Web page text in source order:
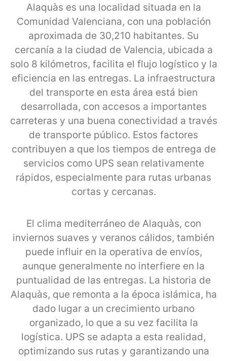
Alaquàs es una localidad situada en la
Comunidad Valenciana, con una población
aproximada de 30,210 habitantes. Su
cercanía a la ciudad de Valencia, ubicada a
solo 8 kilómetros, facilita el flujo logístico y la
eficiencia en las entregas. La infraestructura
del transporte en esta área está bien
desarrollada, con accesos a importantes
carreteras y una buena conectividad a través
de transporte público. Estos factores
contribuyen a que los tiempos de entrega de
servicios como UPS sean relativamente
rápidos, especialmente para rutas urbanas
cortas y cercanas.
El clima mediterráneo de Alaquàs, con
inviernos suaves y veranos cálidos, también
puede influir en la operativa de envíos,
aunque generalmente no interfiere en la
puntualidad de las entregas. La historia de
Alaquàs, que remonta a la época islámica, ha
dado lugar a un crecimiento urbano
organizado, lo que a su vez facilita la
logística. UPS se adapta a esta realidad,
optimizando sus rutas y garantizando una